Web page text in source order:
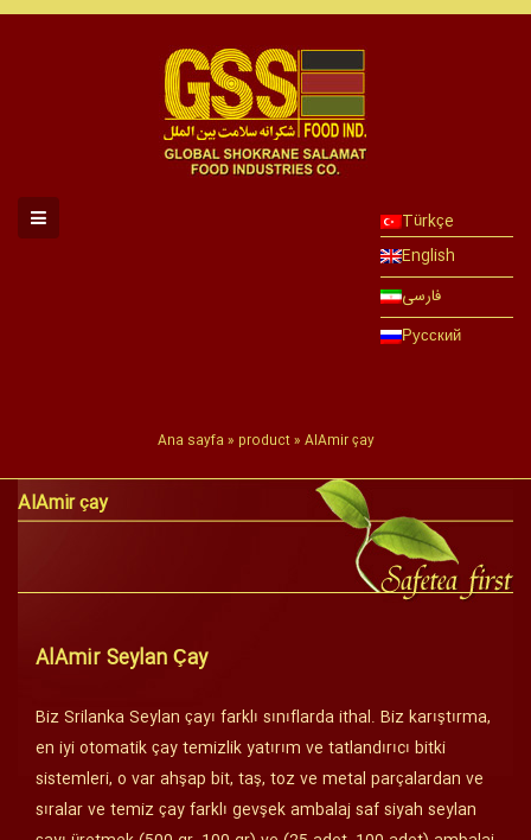
Türkçe
English
فارسی
Русский
Ana sayfa» product» AlAmir çay
AlAmir çay
AlAmir Seylan Çay
Biz Srilanka Seylan çayı farklı sınıflarda ithal. Biz karıştırma,
en iyi otomatik çay temizlik yatırım ve tatlandırıcı bitki
sistemleri, o var ahşap bit, taş, toz ve metal parçalardan ve
sıralar ve temiz çay farklı gevşek ambalaj saf siyah seylan